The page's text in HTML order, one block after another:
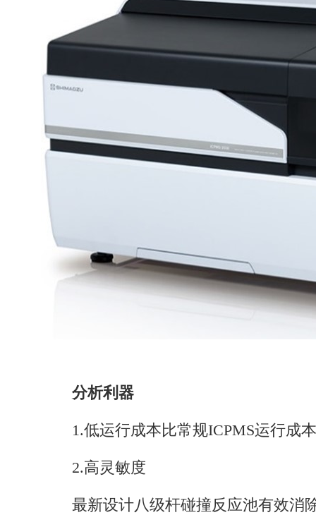
分析利器
1.低运行成本比常规ICPMS运行成
2.高灵敏度
最新设计八级杆碰撞反应池有效消